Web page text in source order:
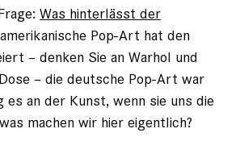
Was hinterlässt der
Pop-Art hat den
– denken Sie an Warhol und
– die deutsche Pop-Art war
es an der Kunst, wenn sie uns die
machen wir hier eigentlich?